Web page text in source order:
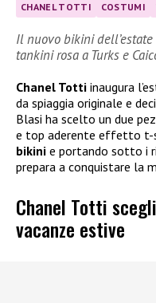
CHANEL TOTTI COSTUMI
Il nuovo bikini
tankini rosa a Turks e
Chanel Totti inaugura
da spiaggia originale e
Blasi ha scelto un due
e top aderente effetto t-
bikini e portando sotto i
prepara a conquistare la
Chanel Totti
vacanze estive